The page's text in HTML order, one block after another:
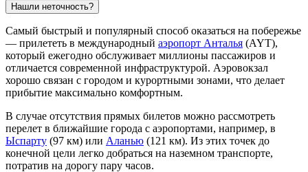
Нашли неточность?
Самый быстрый и популярный способ оказаться на побережье
— прилететь в международный аэропорт Анталья (AYT),
который ежегодно обслуживает миллионы пассажиров и
отличается современной инфраструктурой. Аэровокзал
хорошо связан с городом и курортными зонами, что делает
прибытие максимально комфортным.
В случае отсутствия прямых билетов можно рассмотреть
перелет в ближайшие города с аэропортами, например, в
Ыспарту (97 км) или Аланью (121 км). Из этих точек до
конечной цели легко добраться на наземном транспорте,
потратив на дорогу пару часов.